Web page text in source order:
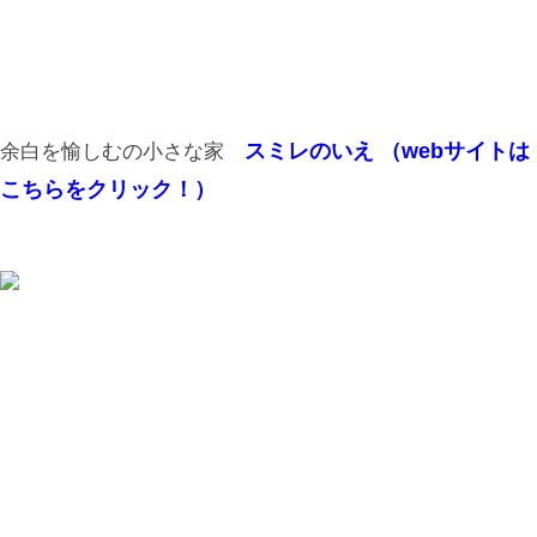
余白を愉しむの小さな家
スミレのいえ （webサイトは
こちらをクリック！）